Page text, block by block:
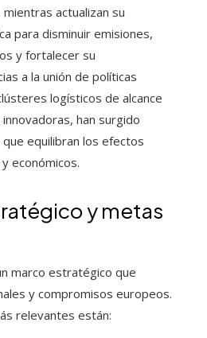
actualizan su
para disminuir emisiones,
y fortalecer su
a la unión de políticas
logísticos de alcance
han surgido
equilibran los efectos
económicos.
y metas
marco estratégico que
y compromisos europeos.
relevantes están: